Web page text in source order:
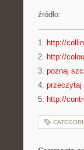
źródło:
1. http://
2. http://
3. poznaj
4. przeczytaj
5. http://